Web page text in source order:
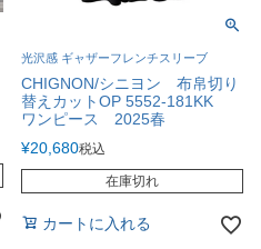
光沢感 ギャザーフレンチスリーブ
CHIGNON/シニヨン 布帛切り
替えカットOP 5552-181KK
ワンピース 2025春
¥20,680税込
在庫切れ
カートに入れる